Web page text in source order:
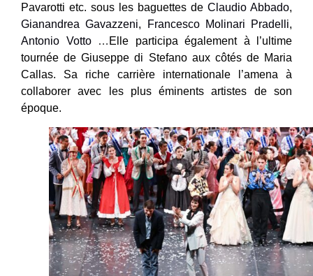
Pavarotti etc. sous les baguettes de Claudio Abbado,
Gianandrea Gavazzeni, Francesco Molinari Pradelli,
Antonio Votto… Elle participa également à l’ultime
tournée de Giuseppe di Stefano aux côtés de Maria
Callas. Sa riche carrière internationale l’amena à
collaborer avec les plus éminents artistes de son
époque.